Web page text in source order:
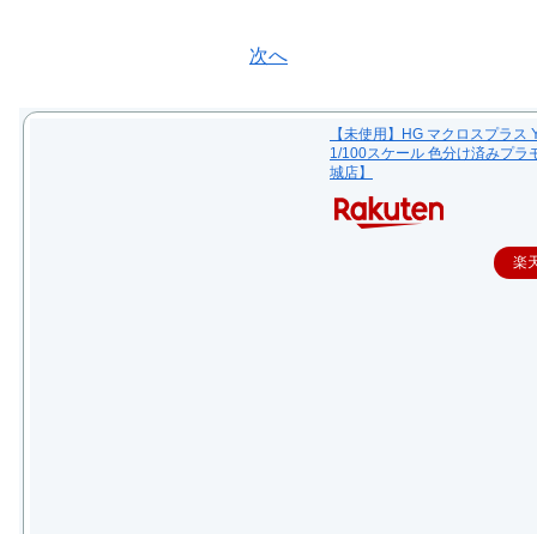
次へ
【未使用】HG マクロスプラス
1/100スケール 色分け済みプラ
城店】
楽